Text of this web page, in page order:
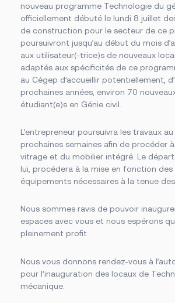
nouveau programme Technologie du
officiellement débuté le lundi 8 juillet
de construction pour le secteur de ce
poursuivront jusqu’au début du mois
aux utilisateur(-trice)s de nouveaux
adaptés aux spécificités de ce
au Cégep d’accueillir potentiellement,
prochaines années, environ 70
étudiant(e)s en Génie civil.
L’entrepreneur poursuivra les travaux
prochaines semaines afin de procéder
vitrage et du mobilier intégré. Le
lui, procédera à la mise en fonction
équipements nécessaires à la tenue
Nous sommes ravis de pouvoir
espaces avec vous et nous espérons
pleinement profit.
Nous vous donnons rendez-vous à
pour l’inauguration des locaux de
mécanique.